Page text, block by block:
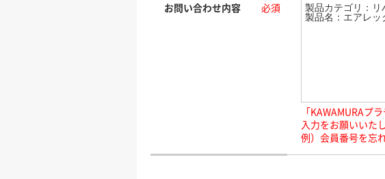
お問い合わせ内容 必須
「KAWAMURAプ
入力をお願いいた
例）会員番号を忘